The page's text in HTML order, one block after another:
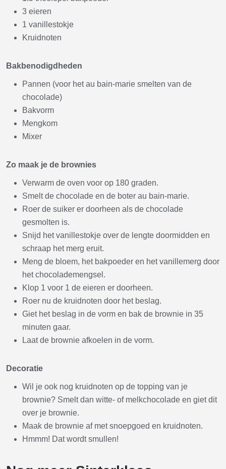
3 eieren
1 vanillestokje
Kruidnoten
Bakbenodigdheden
Pannen (voor het au bain-marie smelten van de
chocolade)
Bakvorm
Mengkom
Mixer
Zo maak je de brownies
Verwarm de oven voor op 180 graden.
Smelt de chocolade en de boter au bain-marie.
Roer de suiker er doorheen als de chocolade
gesmolten is.
Snijd het vanillestokje over de lengte doormidden en
schraap het merg eruit.
Meng de bloem, het bakpoeder en het vanillemerg door
het chocolademengsel.
Klop 1 voor 1 de eieren er doorheen.
Roer nu de kruidnoten door het beslag.
Giet het beslag in de vorm en bak de brownie in 35
minuten gaar.
Laat de brownie afkoelen in de vorm.
Decoratie
Wil je ook nog kruidnoten op de topping van je
brownie? Smelt dan witte- of melkchocolade en giet dit
over je brownie.
Maak de brownie af met snoepgoed en kruidnoten.
Hmmm! Dat wordt smullen!